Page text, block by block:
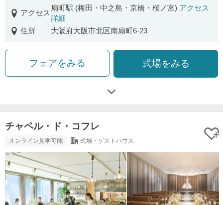
アクセス
扇町駅 (梅田・中之島・京橋・桜ノ宮) アクセス
詳細
住所
大阪府大阪市北区南扇町6-23
フェアをみる 式場をみる
チャペル・ド・コフレ
オンライン見学可能 式場・ゲストハウス